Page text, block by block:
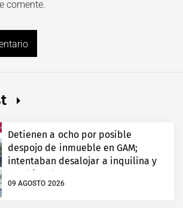
comente.
Detienen a ocho por posible
despojo de inmueble en GAM;
intentaban desalojar a inquilina y
cambiar chapas
09 AGOSTO 2026